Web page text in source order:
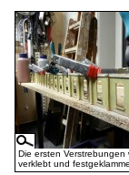
Die ersten Verstrebungen
verklebt und